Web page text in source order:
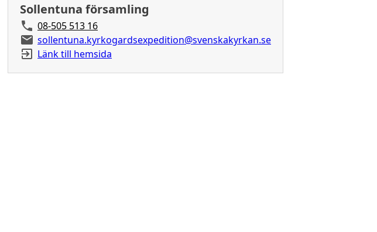
Sollentuna församling
08-505 513 16
sollentuna.kyrkogardsexpedition@svenskakyrkan.se
Länk till hemsida